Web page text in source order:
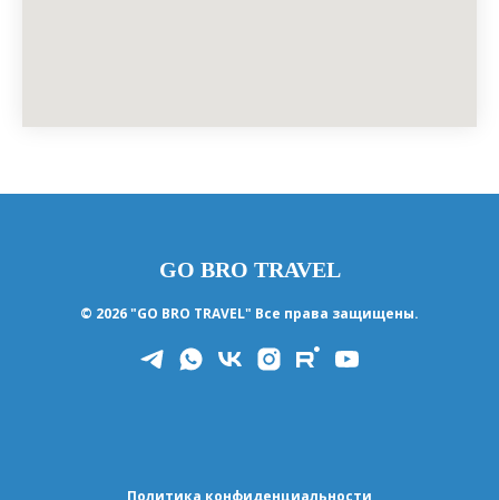
GO BRO TRAVEL
© 2026 "GO BRO TRAVEL" Все права защищены.
Политика конфиденциальности